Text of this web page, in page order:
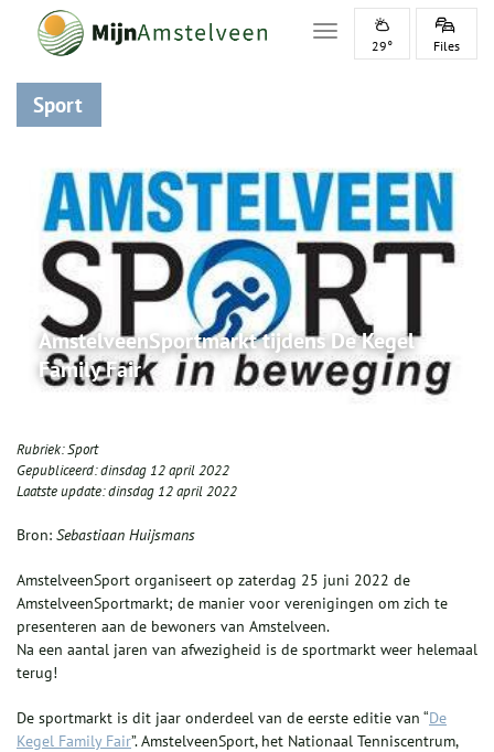
Toggle navigation
29° Files
Sport
AmstelveenSportmarkt tijdens De Kegel
Family Fair
Rubriek:Sport
Gepubliceerd:dinsdag 12 april 2022
Laatste update:dinsdag 12 april 2022
Bron: Sebastiaan Huijsmans
AmstelveenSport organiseert op zaterdag 25 juni 2022 de
AmstelveenSportmarkt; de manier voor verenigingen om zich te
presenteren aan de bewoners van Amstelveen.
Na een aantal jaren van afwezigheid is de sportmarkt weer helemaal
terug!
De sportmarkt is dit jaar onderdeel van de eerste editie van “De
Kegel Family Fair”. AmstelveenSport, het Nationaal Tenniscentrum,